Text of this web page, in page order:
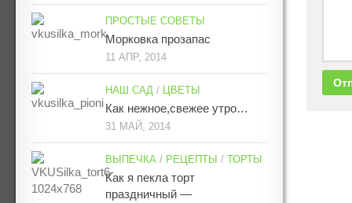
ПРОСТЫЕ СОВЕТЫ
Морковка прозапас
11 АПР, 2014
НАШ САД / ЦВЕТЫ
Как нежное,свежее утро…
31 МАЙ, 2014
ВЫПЕЧКА / РЕЦЕПТЫ / ТОРТЫ
Как я пекла торт
праздничный —